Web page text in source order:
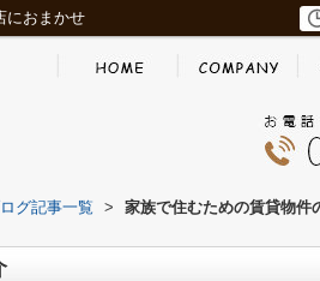
におまかせ
グ記事一覧 >
家族で住むための賃貸物件